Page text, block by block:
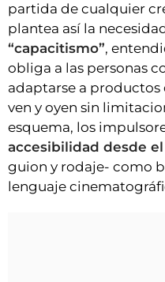
partida de cualquier
plantea así la
“capacitismo”,
obliga a las personas
adaptarse a
ven y oyen sin
esquema, los
accesibilidad desde
guion y rodaje- como
lenguaje